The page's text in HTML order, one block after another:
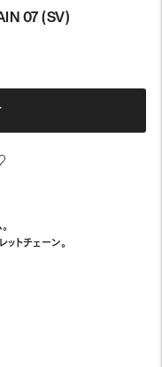
07 (SV)
トチェーン。